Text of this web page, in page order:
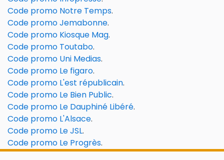
Code promo Notre Temps.
Code promo Jemabonne.
Code promo Kiosque Mag.
Code promo Toutabo.
Code promo Uni Medias.
Code promo Le figaro.
Code promo L'est républicain.
Code promo Le Bien Public.
Code promo Le Dauphiné Libéré.
Code promo L'Alsace.
Code promo Le JSL.
Code promo Le Progrès.